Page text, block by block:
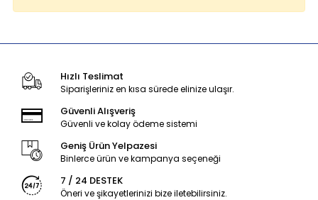
Hızlı Teslimat
Siparişleriniz en kısa sürede elinize ulaşır.
Güvenli Alışveriş
Güvenli ve kolay ödeme sistemi
Geniş Ürün Yelpazesi
Binlerce ürün ve kampanya seçeneği
7 / 24 DESTEK
Öneri ve şikayetlerinizi bize iletebilirsiniz.